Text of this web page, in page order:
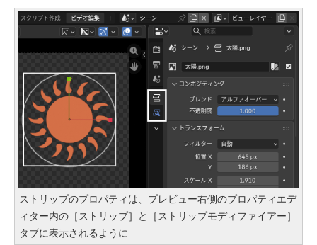
ストリップのプロパティは、プレビュー右側のプロパティエデ
ィター内の［ストリップ］と［ストリップモディファイアー］
タブに表示されるように